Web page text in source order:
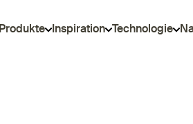
Produkte Inspiration Technologie